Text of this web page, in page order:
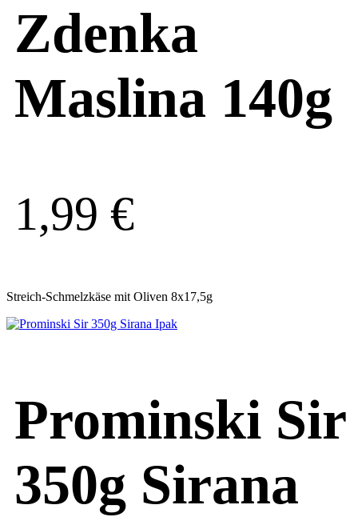
Zdenka
Maslina 140g
1,99 €
Streich-Schmelzkäse mit Oliven 8x17,5g
Prominski Sir
350g Sirana